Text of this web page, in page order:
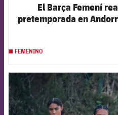
El Barça Femení
pretemporada en
FEMENINO